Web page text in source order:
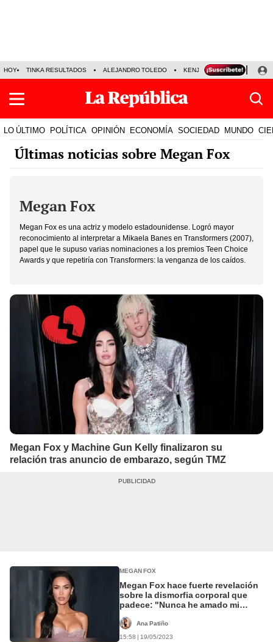
HOY TINKA RESULTADOS ALEJANDRO TOLEDO KENJI FUJIMORI
LO ÚLTIMO POLÍTICA OPINIÓN ECONOMÍA SOCIEDAD MUNDO
Últimas noticias sobre Megan Fox
Megan Fox
Megan Fox es una actriz y modelo estadounidense. Logró mayor
reconocimiento al interpretar a Mikaela Banes en Transformers (2007),
papel que le supuso varias nominaciones a los premios Teen Choice
Awards y que repetiría con Transformers: la venganza de los caídos.
Megan Fox y Machine Gun Kelly finalizaron su
relación tras anuncio de embarazo, según TMZ
MEGAN FOX
Megan Fox hace fuerte revelación
sobre la dismorfia corporal que
padece: "Nunca he amado mi
Ana Patiño
15:58 | 19/05/2023